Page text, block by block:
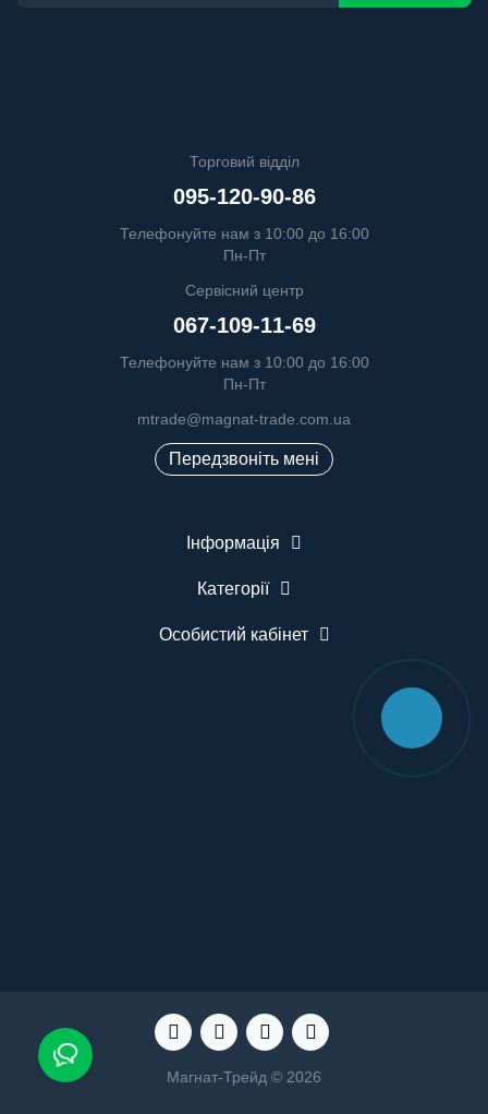
Торговий відділ
095-120-90-86
Телефонуйте нам з 10:00 до 16:00
Пн-Пт
Сервісний центр
067-109-11-69
Телефонуйте нам з 10:00 до 16:00
Пн-Пт
mtrade@magnat-trade.com.ua
Передзвоніть мені
Інформація
Категорії
Особистий кабінет
Магнат-Трейд © 2026